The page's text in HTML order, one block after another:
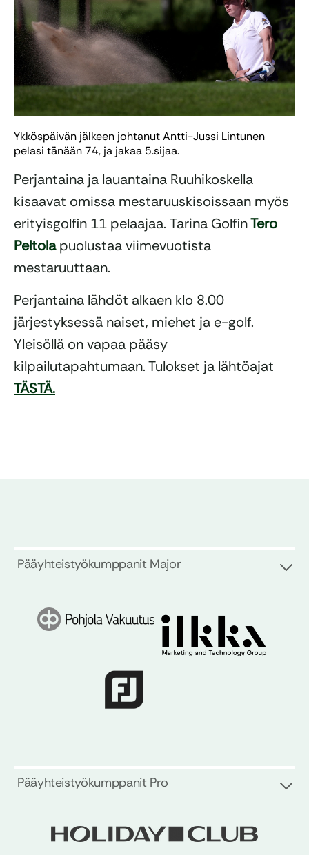
Ykköspäivän jälkeen johtanut Antti-Jussi Lintunen
pelasi tänään 74, ja jakaa 5.sijaa.
Perjantaina ja lauantaina Ruuhikoskella
kisaavat omissa mestaruuskisoissaan myös
erityisgolfin 11 pelaajaa. Tarina GolfinTero
Peltolapuolustaa viimevuotista
mestaruuttaan.
Perjantaina lähdöt alkaen klo 8.00
järjestyksessä naiset, miehet ja e-golf.
Yleisöllä on vapaa pääsy
kilpailutapahtumaan. Tulokset ja lähtöajat
TÄSTÄ.
Pääyhteistyökumppanit Major
Pääyhteistyökumppanit Pro